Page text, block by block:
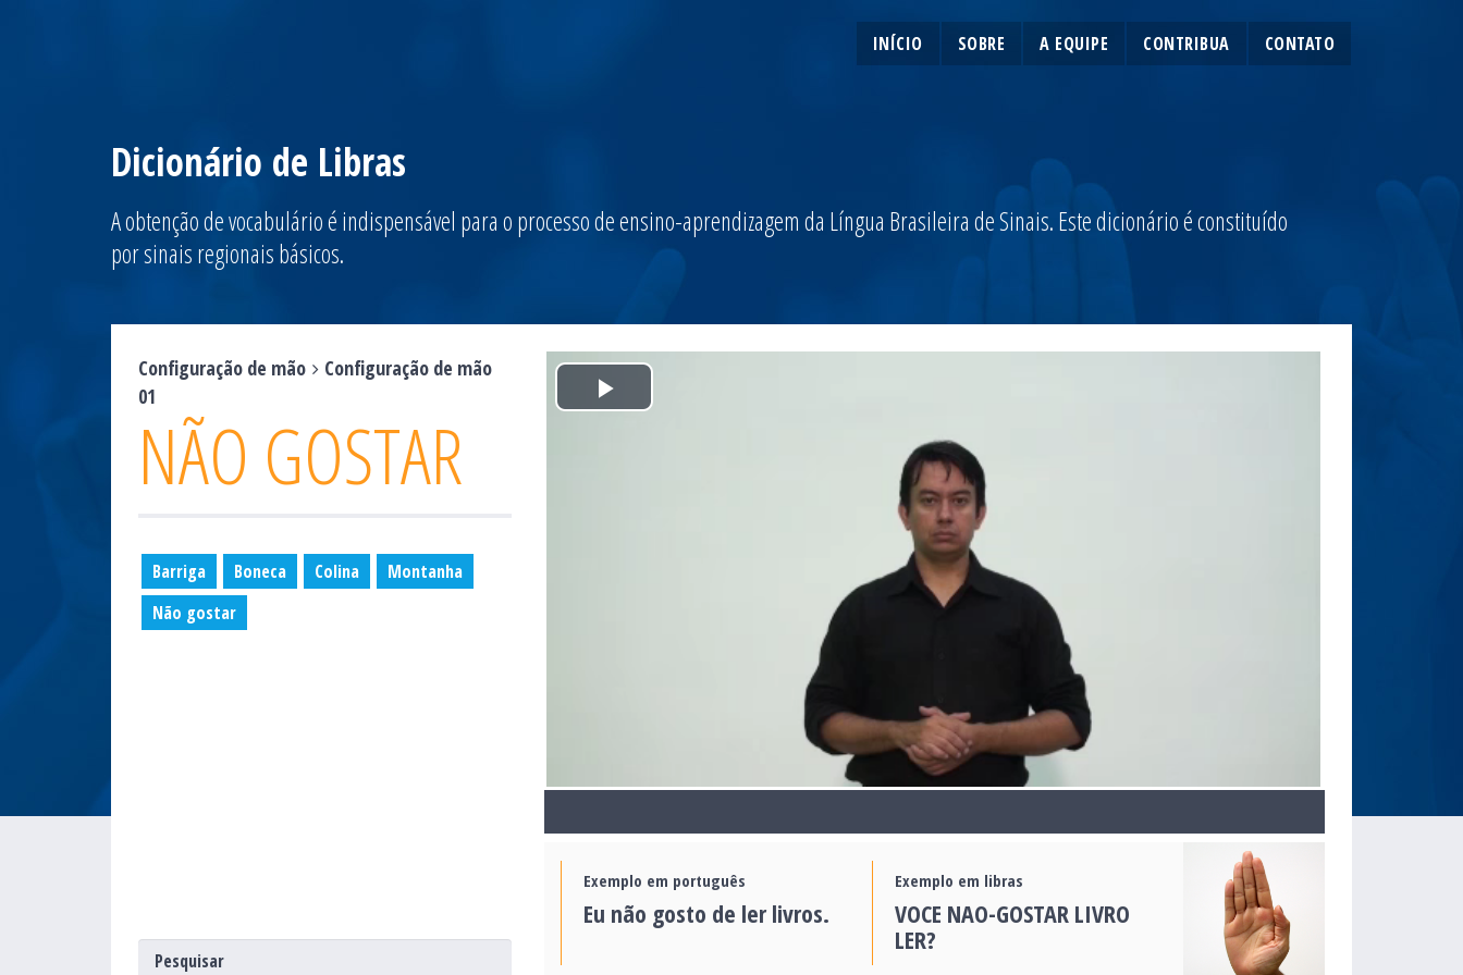
INÍCIO SOBRE A EQUIPE CONTRIBUA CONTATO
Dicionário de Libras
A obtenção de vocabulário é indispensável para o processo de ensino-aprendizagem da Língua Brasileira de Sinais. Este dicionário é constituído
por sinais regionais básicos.
Play
Exemplo em português
Eu não gosto de ler livros.
Exemplo em libras
VOCE NAO-GOSTAR LIVRO
LER?
Configuração de mão
Configuração de mão
01
NÃO GOSTAR
Barriga Boneca Colina
Montanha
Não gostar